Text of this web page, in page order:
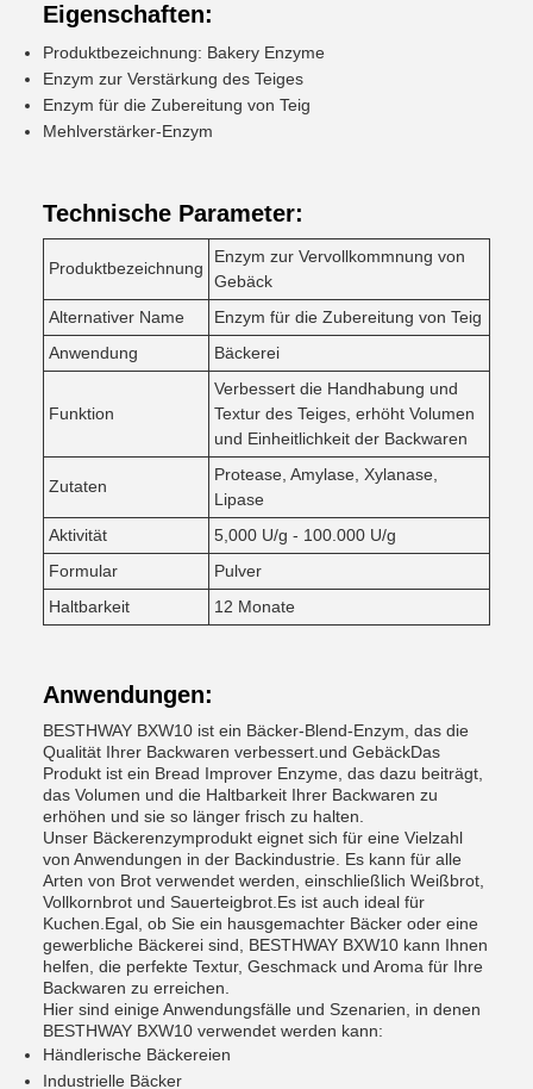
Eigenschaften:
Produktbezeichnung: Bakery Enzyme
Enzym zur Verstärkung des Teiges
Enzym für die Zubereitung von Teig
Mehlverstärker-Enzym
Technische Parameter:
Produktbezeichnung
Enzym zur Vervollkommnung von
Gebäck
Alternativer Name
Enzym für die Zubereitung von Teig
Anwendung
Bäckerei
Funktion
Verbessert die Handhabung und
Textur des Teiges, erhöht Volumen
und Einheitlichkeit der Backwaren
Zutaten
Protease, Amylase, Xylanase,
Lipase
Aktivität
5,000 U/g - 100.000 U/g
Formular
Pulver
Haltbarkeit
12 Monate
Anwendungen:
BESTHWAY BXW10 ist ein Bäcker-Blend-Enzym, das die
Qualität Ihrer Backwaren verbessert.und GebäckDas
Produkt ist ein Bread Improver Enzyme, das dazu beiträgt,
das Volumen und die Haltbarkeit Ihrer Backwaren zu
erhöhen und sie so länger frisch zu halten.
Unser Bäckerenzymprodukt eignet sich für eine Vielzahl
von Anwendungen in der Backindustrie. Es kann für alle
Arten von Brot verwendet werden, einschließlich Weißbrot,
Vollkornbrot und Sauerteigbrot.Es ist auch ideal für
Kuchen.Egal, ob Sie ein hausgemachter Bäcker oder eine
gewerbliche Bäckerei sind, BESTHWAY BXW10 kann Ihnen
helfen, die perfekte Textur, Geschmack und Aroma für Ihre
Backwaren zu erreichen.
Hier sind einige Anwendungsfälle und Szenarien, in denen
BESTHWAY BXW10 verwendet werden kann:
Händlerische Bäckereien
Industrielle Bäcker